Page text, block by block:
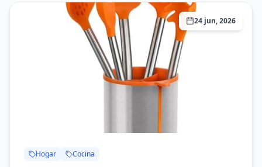
24 jun, 2026
Hogar Cocina